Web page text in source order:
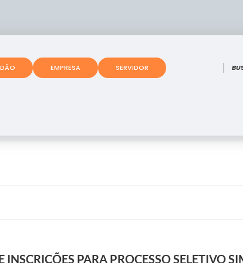
O
EMPRESA SERVIDOR
INSCRIÇÕES PARA PROCESSO SELETIVO